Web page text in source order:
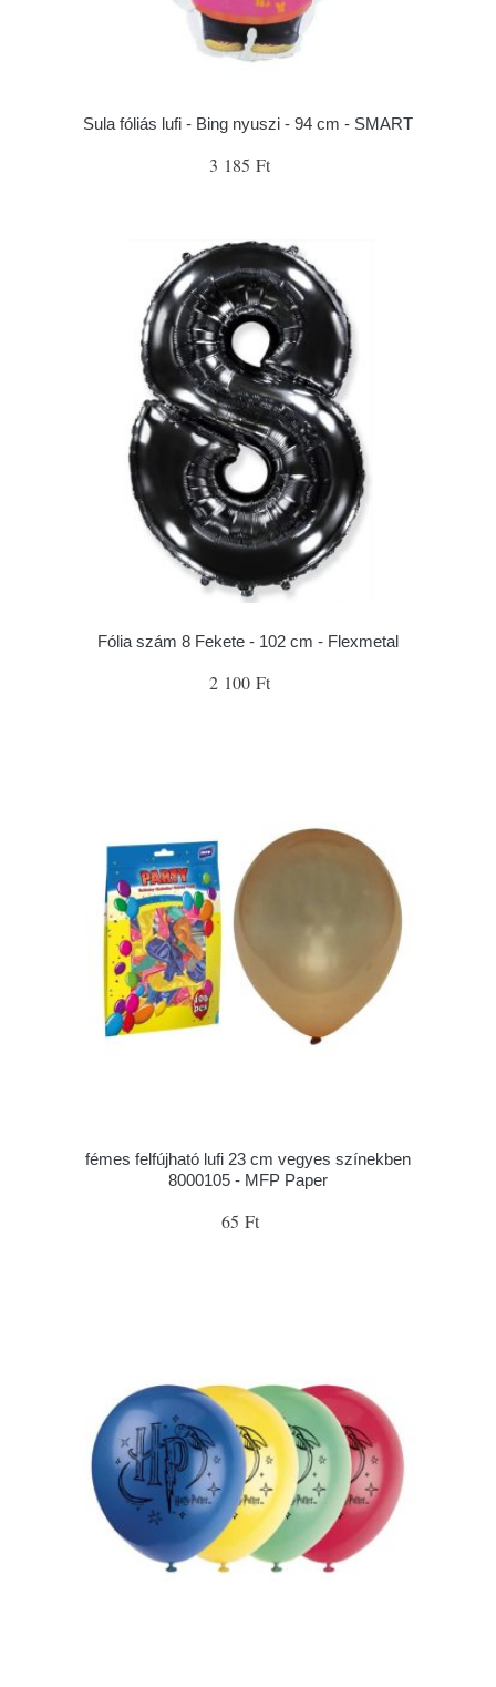
Sula fóliás lufi - Bing nyuszi - 94 cm - SMART
3 185 Ft
Fólia szám 8 Fekete - 102 cm - Flexmetal
2 100 Ft
fémes felfújható lufi 23 cm vegyes színekben
8000105 - MFP Paper
65 Ft